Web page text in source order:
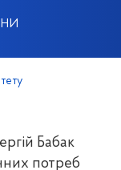
Бабак
потреб